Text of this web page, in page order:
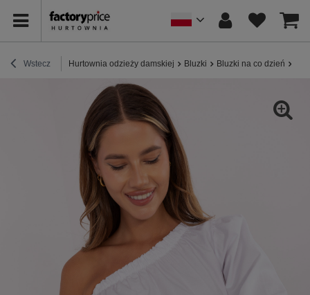
Wstecz Hurtownia odzieży damskiej Bluzki Bluzki na co dzień